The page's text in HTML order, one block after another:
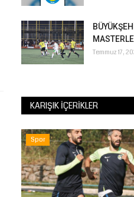
Temmuz 17,
KARIŞIK İÇERIKLER
Spor